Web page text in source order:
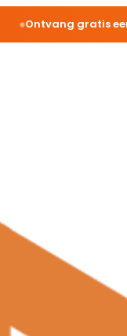
Ontvang gratis